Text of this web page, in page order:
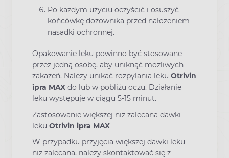
Po każdym użyciu oczyścić i osuszyć
końcówkę dozownika przed nałożeniem
nasadki ochronnej.
Opakowanie leku powinno być stosowane
przez jedną osobę, aby uniknąć możliwych
zakażeń. Należy unikać rozpylania leku Otrivin
ipra MAX do lub w pobliżu oczu. Działanie
leku występuje w ciągu 5-15 minut.
Zastosowanie większej niż zalecana dawki
leku Otrivin ipra MAX
W przypadku przyjęcia większej dawki leku
niż zalecana, należy skontaktować się z